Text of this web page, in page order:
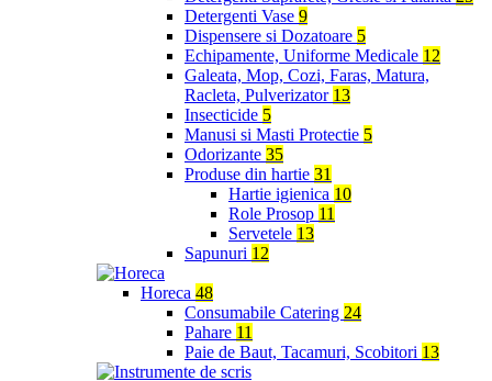
Detergenti Vase 9
Dispensere si Dozatoare 5
Echipamente, Uniforme Medicale 12
Galeata, Mop, Cozi, Faras, Matura,
Racleta, Pulverizator 13
Insecticide 5
Manusi si Masti Protectie 5
Odorizante 35
Produse din hartie 31
Hartie igienica 10
Role Prosop 11
Servetele 13
Sapunuri 12
Horeca 48
Consumabile Catering 24
Pahare 11
Paie de Baut, Tacamuri, Scobitori 13